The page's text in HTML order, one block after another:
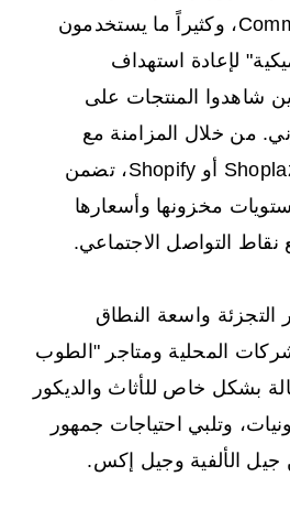
Commerce Manager، وكثيراً ما يستخدمون
لإعادة استهداف
المنتجات على
خلال المزامنة مع
منصات مثل Shoplazza أو Shopify، تضمن
مخزونها وأسعارها
التواصل الاجتماعي.
واسعة النطاق
المحلية ومتاجر "الطوب
خاص للأثاث والديكور
وتلبي احتياجات جمهور
الألفية وجيل إكس.